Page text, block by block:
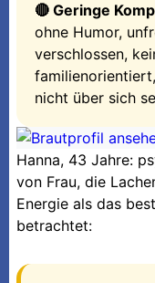
🔴 Geringe
ohne Humor,
verschlossen,
nicht über sich
Hanna, 43 Jahre:
von Frau, die
Energie als das
betrachtet: